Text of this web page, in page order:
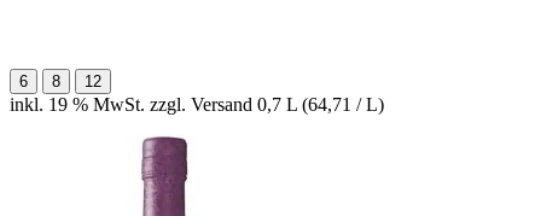
6 8 12
inkl. 19 % MwSt. zzgl. Versand 0,7 L (64,71 / L)